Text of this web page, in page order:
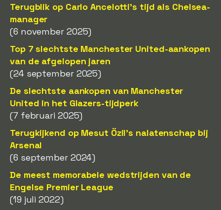
Terugblik op Carlo Ancelotti's tijd als Chelsea-
manager
(6 november 2025)
Top 7 slechtste Manchester United-aankopen
van de afgelopen jaren
(24 september 2025)
De slechtste aankopen van Manchester
United in het Glazers-tijdperk
(7 februari 2025)
Terugkijkend op Mesut Özil's nalatenschap bij
Arsenal
(6 september 2024)
De meest memorabele wedstrijden van de
Engelse Premier League
(19 juli 2022)